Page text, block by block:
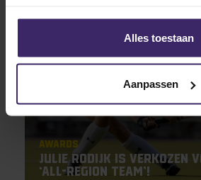
Alles toestaan
Aanpassen
Awards
Julie Rodijk is verkozen
‘All-Region Team’!